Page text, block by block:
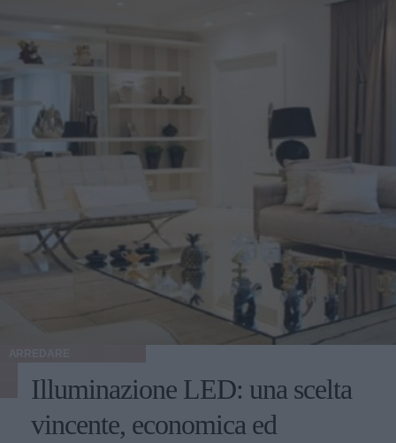
Illuminazione LED: una scelta
vincente, economica ed